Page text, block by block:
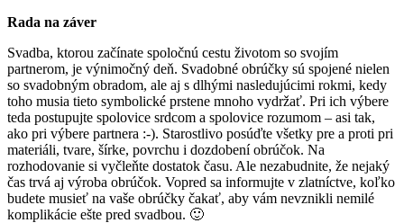
Rada na záver
Svadba, ktorou začínate spoločnú cestu životom so svojím
partnerom, je výnimočný deň. Svadobné obrúčky sú spojené nielen
so svadobným obradom, ale aj s dlhými nasledujúcimi rokmi, kedy
toho musia tieto symbolické prstene mnoho vydržať. Pri ich výbere
teda postupujte spolovice srdcom a spolovice rozumom – asi tak,
ako pri výbere partnera :-). Starostlivo posúďte všetky pre a proti pri
materiáli, tvare, šírke, povrchu i dozdobení obrúčok. Na
rozhodovanie si vyčleňte dostatok času. Ale nezabudnite, že nejaký
čas trvá aj výroba obrúčok. Vopred sa informujte v zlatníctve, koľko
budete musieť na vaše obrúčky čakať, aby vám nevznikli nemilé
komplikácie ešte pred svadbou. 🙂